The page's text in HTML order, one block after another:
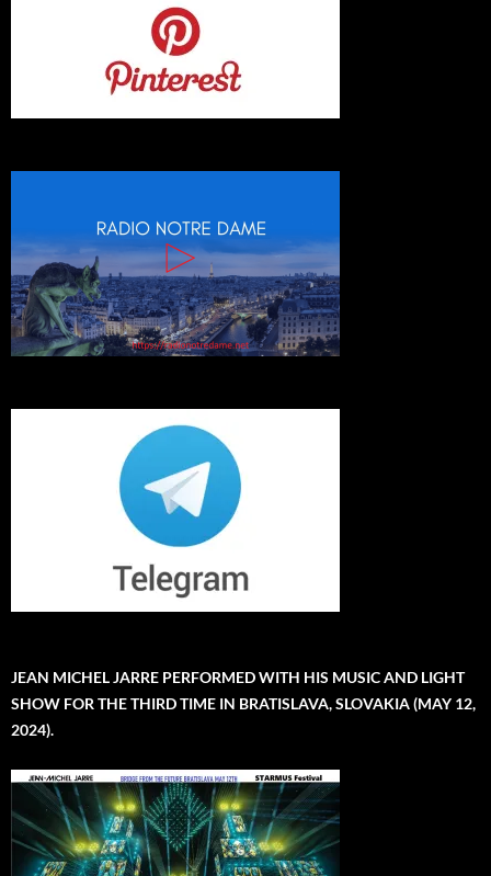
JEAN MICHEL JARRE PERFORMED WITH HIS MUSIC AND LIGHT
SHOW FOR THE THIRD TIME IN BRATISLAVA, SLOVAKIA (MAY 12,
2024).